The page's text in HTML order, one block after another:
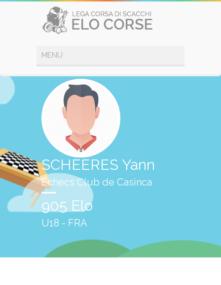
SCHEERES Yann
Echecs Club de Casinca
905 Elo
U18 - FRA